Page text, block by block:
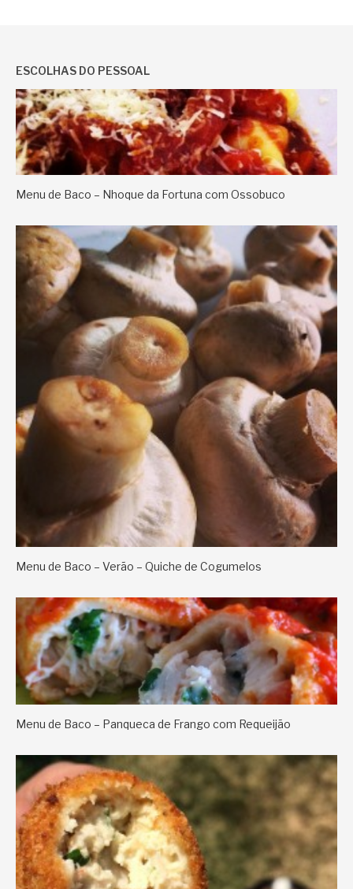
ESCOLHAS DO PESSOAL
Menu de Baco – Nhoque da Fortuna com Ossobuco
Menu de Baco – Verão – Quiche de Cogumelos
Menu de Baco – Panqueca de Frango com Requeijão